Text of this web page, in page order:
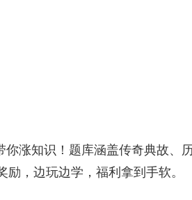
涨知识！题库涵盖传奇典故、
，边玩边学，福利拿到手软。​